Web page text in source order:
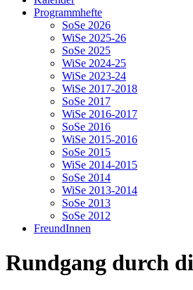
Programmhefte
SoSe 2026
WiSe 2025-26
SoSe 2025
WiSe 2024-25
WiSe 2023-24
WiSe 2017-2018
SoSe 2017
WiSe 2016-2017
SoSe 2016
WiSe 2015-2016
SoSe 2015
WiSe 2014-2015
SoSe 2014
WiSe 2013-2014
SoSe 2013
SoSe 2012
FreundInnen
Rundgang durch